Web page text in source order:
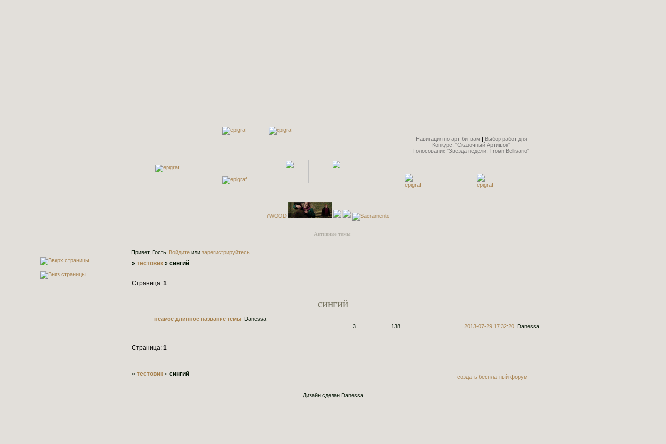
Навигация по арт-битвам | Выбор работ дня
Конкурс: "Сказочный Артишок"
Голосование "Звезда недели: Troian Bellisario"
Активные темы
Привет, Гость! Войдите или зарегистрируйтесь
»тестовик »сингий
сингий
Страница:1
нсамое длинное название темы
Danessa
3
138 2013-07-29 17:32:20 Danessa
Страница:1
»тестовик »сингий создать бесплатный форум
Дизайн сделан Danessa